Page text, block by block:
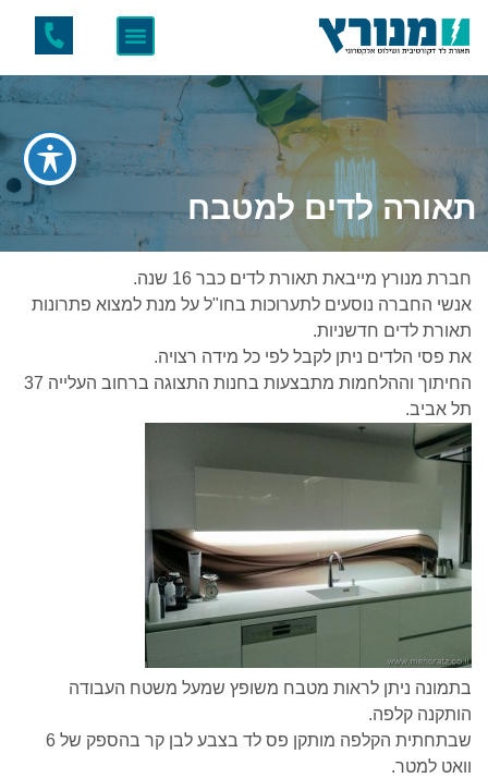
תאורה לדים למטבח
חברת מנורץ מייבאת תאורת לדים כבר 16 שנה.
אנשי החברה נוסעים לתערוכות בחו"ל על מנת למצוא פתרונות
תאורת לדים חדשניות.
את פסי הלדים ניתן לקבל לפי כל מידה רצויה.
החיתוך וההלחמות מתבצעות בחנות התצוגה ברחוב העלייה 37
תל אביב.
בתמונה ניתן לראות מטבח משופץ שמעל משטח העבודה
הותקנה קלפה.
שבתחתית הקלפה מותקן פס לד בצבע לבן קר בהספק של 6
וואט למטר.